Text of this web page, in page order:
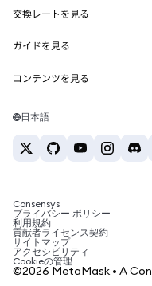
MetaMask Connect
Snaps
Web3サービス
セキュリティ
サポート
キャリア
お問い合わせ
イーサリアムの価格
Solanaの価格
Tetherの価格
交換レートを見る
ETH→USD
USDT→INR
BTC→INR
ETH→USDT
ガイドを見る
ETHの購入
USDTの購入
SHIBの購入
BNBの購入
コンテンツを見る
Solanaウォレット
税制関連ニュース
暗号資産の購入方法は？
ビットコインを売るには？
日本語
Consensys
プライバシー ポリシー
利用規約
貢献者ライセンス契約
サイトマップ
アクセシビリティ
Cookieの管理
©2026 MetaMask • A